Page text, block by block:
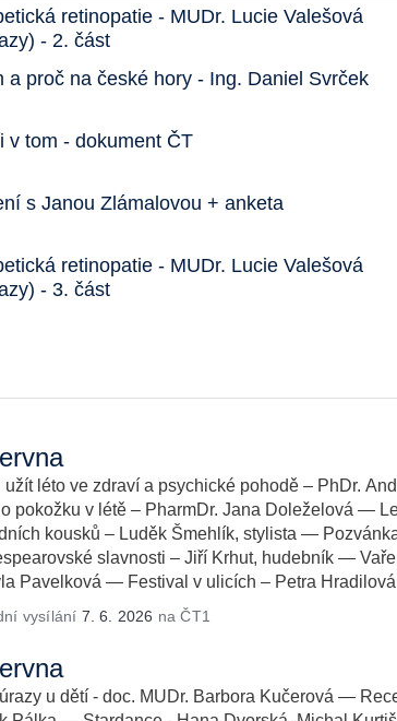
retinopatie - MUDr. Lucie Valešová
- 2. část
a proč na české hory - Ing. Daniel Svrček
v tom - dokument ČT
s Janou Zlámalovou + anketa
retinopatie - MUDr. Lucie Valešová
- 3. část
užít léto ve zdraví a psychické pohodě – PhDr.
pokožku v létě – PharmDr. Jana Doleželová —
kousků – Luděk Šmehlík, stylista —
slavnosti – Jiří Krhut, hudebník —
Pavelková — Festival v ulicích – Petra
vysílání 7. 6. 2026 na ČT1
u dětí - doc. MUDr. Barbora Kučerová —